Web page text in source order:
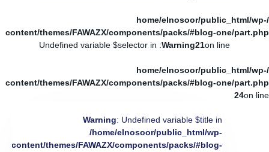
/home/elnosoor/public_html/wp-
content/themes/FAWAZX/components/packs/#blog-one/part.php
on line
21
Warning
: Undefined variable $selector in
/home/elnosoor/public_html/wp-
content/themes/FAWAZX/components/packs/#blog-one/part.php
on line
24
Warning: Undefined variable $title in
/home/elnosoor/public_html/wp-
content/themes/FAWAZX/components/packs/#blog-